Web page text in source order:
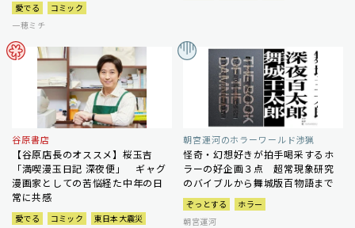
愛でる
コミック
一穂ミチ
谷原書店
【谷原店長のオススメ】桜玉吉
「満喫漫玉日記 深夜便」 ギャグ
漫画家としての苦悩経た中年の日
常に共感
愛でる コミック
東日本大震災
朝宮運河のホラーワールド渉猟
怪奇・幻想好きが拍手喝采するホ
ラーの好企画３点 超常現象研究
のバイブルから舞城版百物語まで
ぞっとする
ホラー
朝宮運河